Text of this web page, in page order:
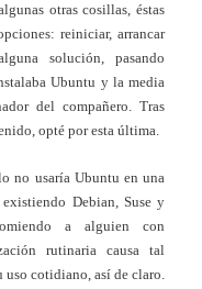
otras cosillas, éstas
reiniciar, arrancar
solución, pasando
Ubuntu y la media
del compañero. Tras
opté por esta última.
no usaría Ubuntu en una
Debian, Suse y
a alguien con
rutinaria causa tal
uso cotidiano, así de claro.